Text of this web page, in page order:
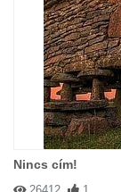
Nincs cím!